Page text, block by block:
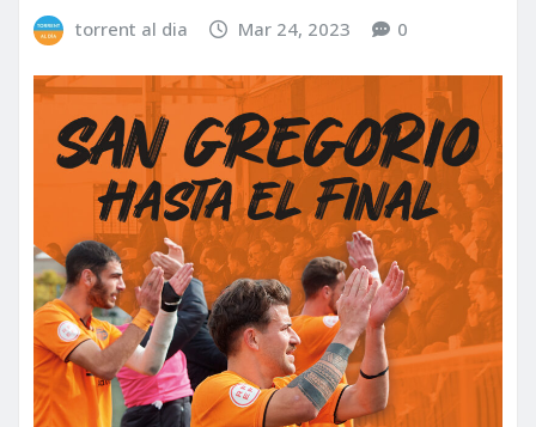
torrent al dia Mar 24, 2023 0